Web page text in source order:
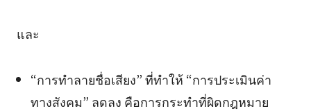
และ
“การทำลายชื่อเสียง” ที่ทำให้ “การประเมินค่า
ทางสังคม” ลดลง คือการกระทำที่ผิดกฎหมาย